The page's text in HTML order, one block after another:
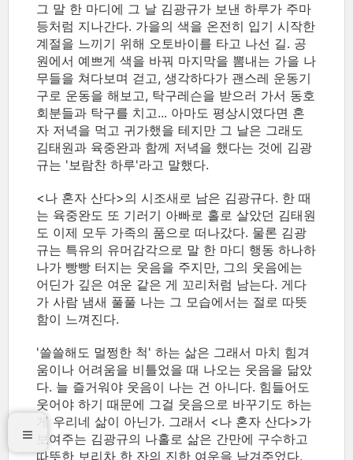
그 말 한 마디에 그 날 김광규가 보낸 하루가 주마
등처럼 지나간다. 가을의 색을 온전히 입기 시작한
계절을 느끼기 위해 오토바이를 타고 나선 길. 공
원에서 예쁘게 색을 바꿔 마지막을 뽐내는 가을 나
무들을 쳐다보며 걷고, 생각하다가 괜스레 운동기
구로 운동을 해보고, 탁구레슨을 받으러 가서 동호
회분들과 탁구를 치고... 아마도 평상시였다면 혼
자 저녁을 먹고 귀가했을 테지만 그 날은 그래도
김태원과 육중완과 함께 저녁을 했다는 것에 김광
규는 '보람찬 하루'라고 말했다.
<나 혼자 산다>의 시조새로 남은 김광규다. 한 때
는 육중완도 또 기러기 아빠로 홀로 살았던 김태원
도 이제 모두 가족의 품으로 떠나갔다. 물론 김광
규는 특유의 유머감각으로 말 한 마디 행동 하나하
나가 빵빵 터지는 웃음을 주지만, 그의 웃음에는
어딘가 깊은 여운 같은 게 꼬리처럼 남는다. 게다
가 사람 냄새 풀풀 나는 그 모습에서는 절로 따뜻
함이 느껴진다.
'쓸쓸해도 멀쩡한 척' 하는 삶은 그래서 마치 힘겨
움이나 어려움을 비틀었을 때 나오는 웃음을 닮았
다. 늘 즐거워야 웃음이 나는 건 아니다. 힘들어도
웃어야 하기 때문에 그걸 웃음으로 바꾸기도 하는
게 우리네 삶이 아닌가. 그래서 <나 혼자 산다>가
보여주는 김광규의 나홀로 삶은 간만에 구수하고
따뜻한 보리차 한 잔의 진한 여운을 남겨주었다.